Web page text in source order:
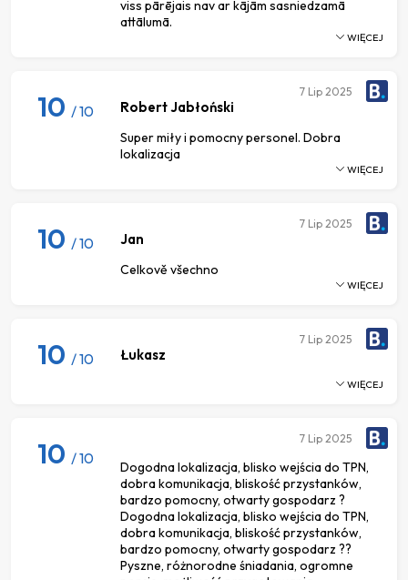
viss pārējais nav ar kājām sasniedzamā
attālumā.
WIĘCEJ
10 / 10 Robert Jabłoński
Super miły i pomocny personel. Dobra
lokalizacja
7 Lip 2025
WIĘCEJ
10 / 10 Jan
Celkově všechno
7 Lip 2025
WIĘCEJ
10 / 10 Łukasz
7 Lip 2025
WIĘCEJ
10 / 10
Dogodna lokalizacja, blisko wejścia do TPN,
dobra komunikacja, bliskość przystanków,
bardzo pomocny, otwarty gospodarz ?
Dogodna lokalizacja, blisko wejścia do TPN,
dobra komunikacja, bliskość przystanków,
bardzo pomocny, otwarty gospodarz ??
Pyszne, różnorodne śniadania, ogromne
7 Lip 2025